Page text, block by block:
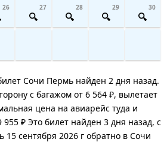
26 27 28 29 30
Сочи Пермь найден 2 дня назад.
с багажом от 6 564 ₽, вылетает
цена на авиарейс туда и
955 ₽ Это билет найден 3 дня назад, с
сентября 2026 г обратно в Сочи